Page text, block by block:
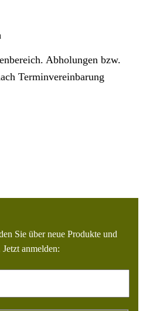
Abholungen bzw.
Termin­verein­barung
Sie über neue Produkte und
anmelden: